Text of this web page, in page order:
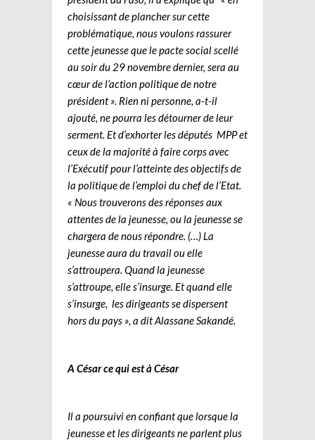
choisissant de plancher sur cette
problématique, nous voulons rassurer
cette jeunesse que le pacte social scellé
au soir du 29 novembre dernier, sera au
cœur de l’action politique de notre
président ». Rien ni personne, a-t-il
ajouté, ne pourra les détourner de leur
serment. Et d’exhorter les députés MPP et
ceux de la majorité à faire corps avec
l’Exécutif pour l’atteinte des objectifs de
la politique de l’emploi du chef de l’Etat.
« Nous trouverons des réponses aux
attentes de la jeunesse, ou la jeunesse se
chargera de nous répondre. (…) La
jeunesse aura du travail ou elle
s’attroupera. Quand la jeunesse
s’attroupe, elle s’insurge. Et quand elle
s’insurge, les dirigeants se dispersent
hors du pays », a dit Alassane Sakandé.
A César ce qui est à César
Il a poursuivi en confiant que lorsque la
jeunesse et les dirigeants ne parlent plus